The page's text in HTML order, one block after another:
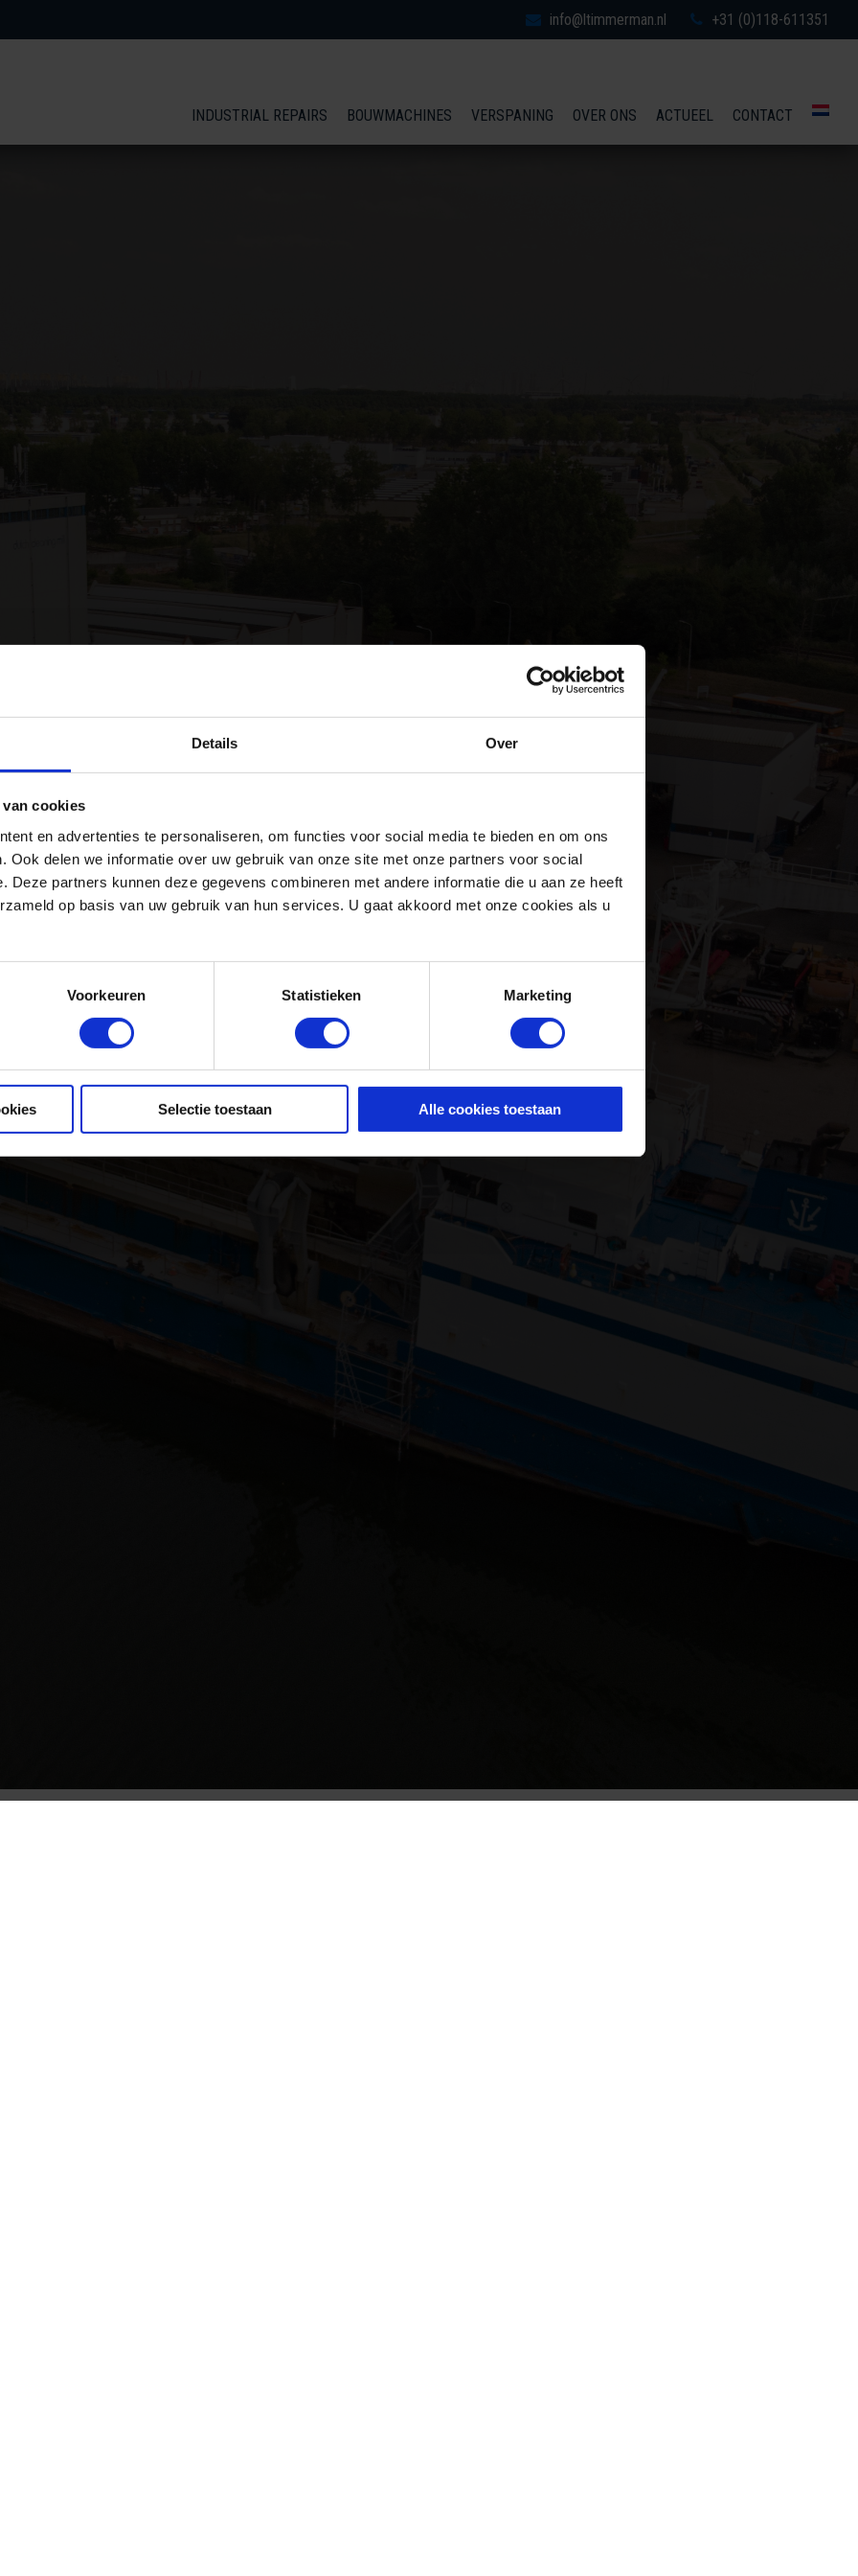
Details Over
cookies
en advertenties te personaliseren, om functies voor social media te bieden en om ons
Ook delen we informatie over uw gebruik van onze site met onze partners voor social
Deze partners kunnen deze gegevens combineren met andere informatie die u aan ze heeft
op basis van uw gebruik van hun services. U gaat akkoord met onze cookies als u
Voorkeuren Statistieken Marketing
Selectie toestaan Alle cookies toestaan
info@ltimmerman.nl +31 (0)118-611351
INDUSTRIAL REPAIRS BOUWMACHINES VERSPANING OVER ONS ACTUEEL CONTACT
De